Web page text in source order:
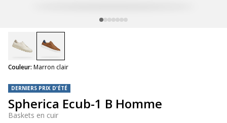
DERNIERS PRIX D'ÉTÉ
Spherica Ecub-1 B Homme
Baskets en cuir
Couleur: Marron clair
selected